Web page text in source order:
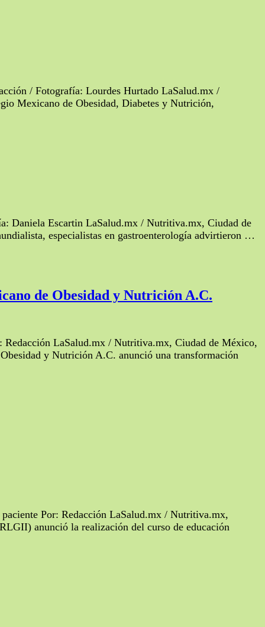
/ Fotografía: Lourdes Hurtado LaSalud.mx /
Mexicano de Obesidad, Diabetes y Nutrición,
Daniela Escartin LaSalud.mx / Nutritiva.mx, Ciudad de
especialistas en gastroenterología advirtieron …
de Obesidad y Nutrición A.C.
Redacción LaSalud.mx / Nutritiva.mx, Ciudad de México,
y Nutrición A.C. anunció una transformación
Por: Redacción LaSalud.mx / Nutritiva.mx,
anunció la realización del curso de educación